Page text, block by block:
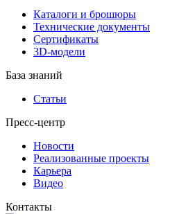
Каталоги и брошюры
Технические документы
Сертификаты
3D-модели
База знаний
Статьи
Пресс-центр
Новости
Реализованные проекты
Карьера
Видео
Контакты